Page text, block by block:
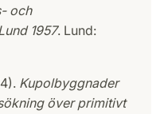
och
1957. Lund:
Kupolbyggnader
över primitivt